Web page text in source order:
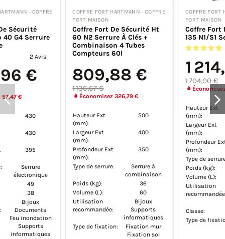
COFFRE FORT HARTMANN · COFFRE
Coffre Fort De Sécurité Ht
135 N1/S1 Serrure À Clés
1 Avis
1 214,10 €
1 704,00 €
Économisez 489,90 €
(mm):
(mm):
Profondeur Ext
(mm):
Type de serrure:
Serrure à clé
Poids (kg):
65
Volume (L):
recommandée:
Bijoux
Supports
informatiques
Classe:
Classe S1
Type de fixation:
Fixation sol
COFFRE FORT HARTMANN ·
Coffre Fort De Sécurité
Anti-Feu Mb 60 G4
Electronique
1 307,74 €
1 376,57 €
Économisez 68,83 €
(mm):
610
(mm):
430
Profondeur Ext
(mm):
395
Type de serrure:
Poids (kg):
66
55
recommandée:
Feu
Protection Anti-